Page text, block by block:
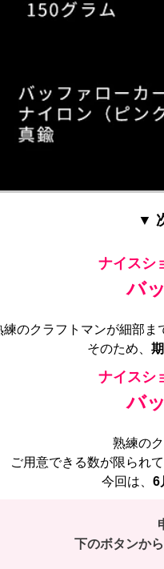
▼
ナイスシ
バ
練のクラフトマンが細部ま
そのため、
ナイスシ
バ
熟練の
ご用意できる数が限られ
今回は、 6
下のボタンか